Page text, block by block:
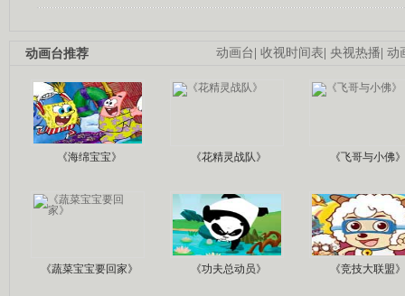
动画台| 收视时间表| 央视热播| 动
动画台推荐
《海绵宝宝》 《花精灵战队》 《飞哥与小佛》
《蔬菜宝宝要回家》 《功夫总动员》 《竞技大联盟》